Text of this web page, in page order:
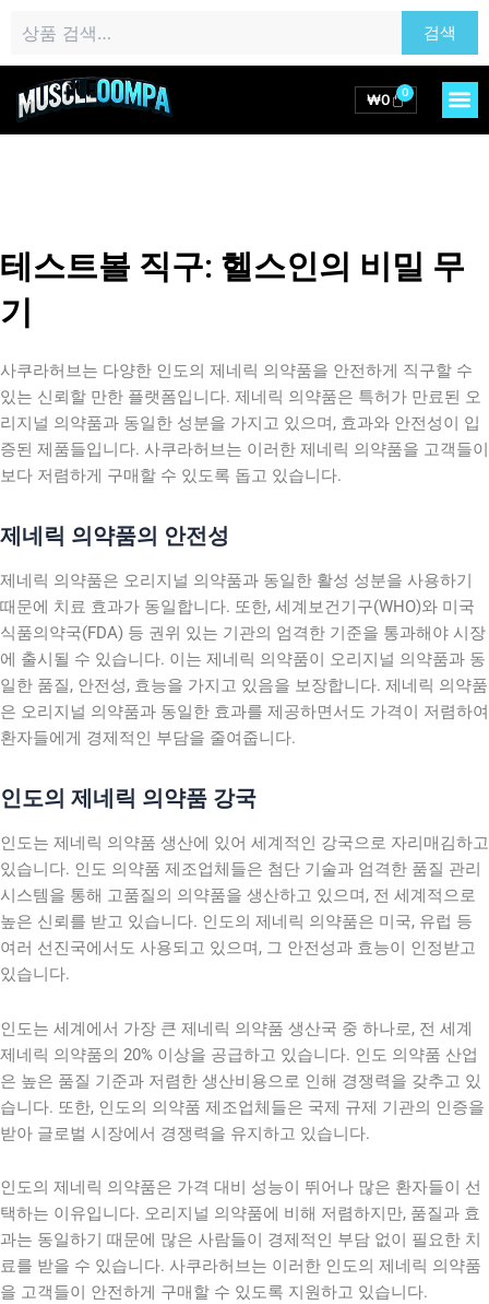
츠
색:
검색
₩0 0
Cart
테스트볼 직구: 헬스인의 비밀 무
기
사쿠라허브는 다양한 인도의 제네릭 의약품을 안전하게 직구할 수
있는 신뢰할 만한 플랫폼입니다. 제네릭 의약품은 특허가 만료된 오
리지널 의약품과 동일한 성분을 가지고 있으며, 효과와 안전성이 입
증된 제품들입니다. 사쿠라허브는 이러한 제네릭 의약품을 고객들이
보다 저렴하게 구매할 수 있도록 돕고 있습니다.
제네릭 의약품의 안전성
제네릭 의약품은 오리지널 의약품과 동일한 활성 성분을 사용하기
때문에 치료 효과가 동일합니다. 또한, 세계보건기구(WHO)와 미국
식품의약국(FDA) 등 권위 있는 기관의 엄격한 기준을 통과해야 시장
에 출시될 수 있습니다. 이는 제네릭 의약품이 오리지널 의약품과 동
일한 품질, 안전성, 효능을 가지고 있음을 보장합니다. 제네릭 의약품
은 오리지널 의약품과 동일한 효과를 제공하면서도 가격이 저렴하여
환자들에게 경제적인 부담을 줄여줍니다.
인도의 제네릭 의약품 강국
인도는 제네릭 의약품 생산에 있어 세계적인 강국으로 자리매김하고
있습니다. 인도 의약품 제조업체들은 첨단 기술과 엄격한 품질 관리
시스템을 통해 고품질의 의약품을 생산하고 있으며, 전 세계적으로
높은 신뢰를 받고 있습니다. 인도의 제네릭 의약품은 미국, 유럽 등
여러 선진국에서도 사용되고 있으며, 그 안전성과 효능이 인정받고
있습니다.
인도는 세계에서 가장 큰 제네릭 의약품 생산국 중 하나로, 전 세계
제네릭 의약품의 20% 이상을 공급하고 있습니다. 인도 의약품 산업
은 높은 품질 기준과 저렴한 생산비용으로 인해 경쟁력을 갖추고 있
습니다. 또한, 인도의 의약품 제조업체들은 국제 규제 기관의 인증을
받아 글로벌 시장에서 경쟁력을 유지하고 있습니다.
인도의 제네릭 의약품은 가격 대비 성능이 뛰어나 많은 환자들이 선
택하는 이유입니다. 오리지널 의약품에 비해 저렴하지만, 품질과 효
과는 동일하기 때문에 많은 사람들이 경제적인 부담 없이 필요한 치
료를 받을 수 있습니다. 사쿠라허브는 이러한 인도의 제네릭 의약품
을 고객들이 안전하게 구매할 수 있도록 지원하고 있습니다.